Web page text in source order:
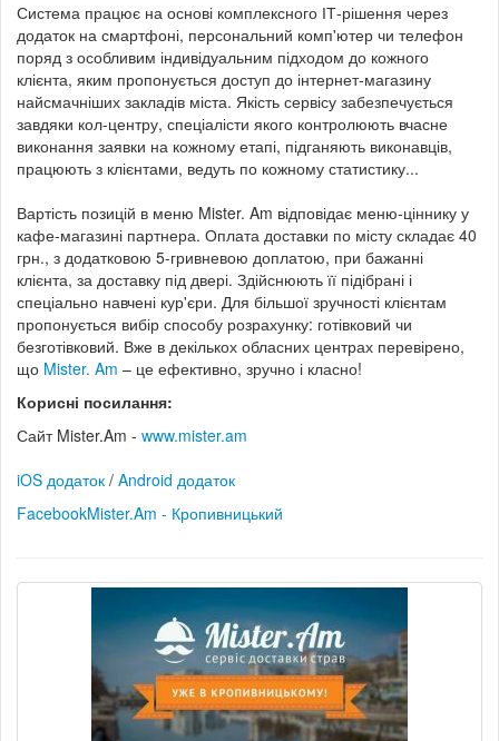
Система працює на основі комплексного ІТ-рішення через
додаток на смартфоні, персональний комп'ютер чи телефон
поряд з особливим індивідуальним підходом до кожного
клієнта, яким пропонується доступ до інтернет-магазину
найсмачніших закладів міста. Якість сервісу забезпечується
завдяки кол-центру, спеціалісти якого контролюють вчасне
виконання заявки на кожному етапі, підганяють виконавців,
працюють з клієнтами, ведуть по кожному статистику...
Вартість позицій в меню Mister. Am відповідає меню-ціннику у
кафе-магазині партнера. Оплата доставки по місту складає 40
грн., з додатковою 5-гривневою доплатою, при бажанні
клієнта, за доставку під двері. Здійснюють її підібрані і
спеціально навчені кур'єри. Для більшої зручності клієнтам
пропонується вибір способу розрахунку: готівковий чи
безготівковий. Вже в декількох обласних центрах перевірено,
що Mister. Am – це ефективно, зручно і класно!
Корисні посилання:
Сайт Mister.Am - www.mister.am
iOS додаток / Android додаток
FacebookMister.Am - Кропивницький